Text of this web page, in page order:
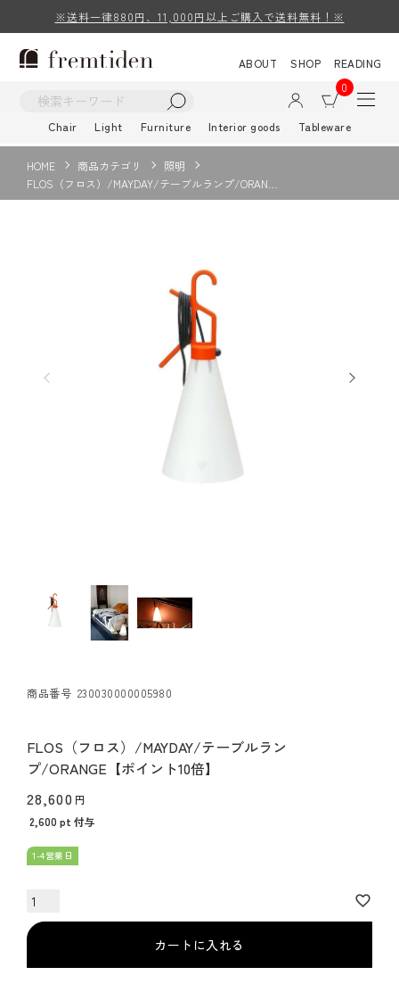
※送料一律880円、11,000円以上ご購入で送料無料！※
ABOUT SHOP
READING
0
Chair Light Furniture Interior goods Tableware
HOME 商品カテゴリ
照明
FLOS（フロス）/MAYDAY/テーブルランプ/ORAN…
商品番号 230030000005980
FLOS（フロス）/MAYDAY/テーブルラン
プ/ORANGE【ポイント10倍】
28,600
2,600 pt 付与
1-4営業日
カートに入れる